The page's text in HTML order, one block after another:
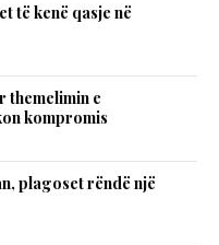
të kenë qasje në
themelimin e
kompromis
plagoset rëndë një